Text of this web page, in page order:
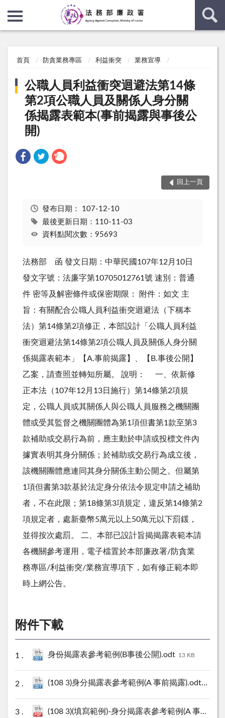
首頁 防貪業務專區 利益衝突 業務宣導
公職人員利益衝突迴避法第14條
第2項公職人員及關係人身分關
係揭露表範本(事前揭露與事後公
開)
回上一頁
發布日期： 107-12-10
最後更新日期：110-11-03
資料點閱次數：95693
法務部 函 發文日期：中華民國107年12月10日
發文字號：法廉字第10705012761號 速別：普通
件 密等及解密條件或保密期限： 附件：如文 主
旨：有關配合公職人員利益衝突迴避法（下稱本
法）第14條第2項修正，本部設計「公職人員利益
衝突迴避法第14條第2項公職人員及關係人身分關
係揭露表範本」【A.事前揭露】、【B.事後公開】
乙案，請查照並轉知所屬。 說明： 一、依新修
正本法（107年12月13日施行）第14條第2項規
定，公職人員或其關係人與公職人員服務之機關團
體或受其監督之機關團體為第1項但書第1款至第3
款補助或交易行為前，應主動於申請或投標文件內
據實表明其身分關係；於補助或交易行為成立後，
該機關團體應連同其身分關係主動公開之。但屬第
1項但書第3款基於法定身分依法令規定申請之補助
者，不在此限；第18條第3項規定，違反第14條第2
項規定者，處新臺幣5萬元以上50萬元以下罰鍰，
並得按次處罰。 二、本部已設計旨揭揭露表範本請
各機關參考運用，電子檔置於本部廉政署/防貪業
務專區/利益衝突/業務宣導項下，如有修正範本即
時上網公告。
附件下載
身份揭露表參考範例(B事後公開).odt 13 KB
(108 3)身分揭露表參考範例(A 事前揭露).odt 14 KB
(108 3)(填寫範例)-身分揭露表參考範例(A 事前揭露).pdf